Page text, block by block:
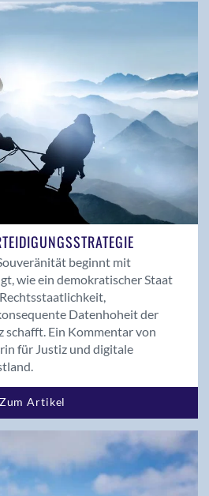
beginnt mit
wie ein demokratischer Staat
Datenhoheit der
schafft. Ein Kommentar von
für Justiz und digitale
Zum Artikel